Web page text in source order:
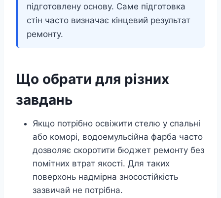
підготовлену основу. Саме підготовка
стін часто визначає кінцевий результат
ремонту.
Що обрати для різних
завдань
Якщо потрібно освіжити стелю у спальні
або коморі, водоемульсійна фарба часто
дозволяє скоротити бюджет ремонту без
помітних втрат якості. Для таких
поверхонь надмірна зносостійкість
зазвичай не потрібна.